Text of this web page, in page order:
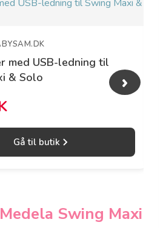
›
med USB-ledning til
& Solo
Gå til butik
Swing Maxi